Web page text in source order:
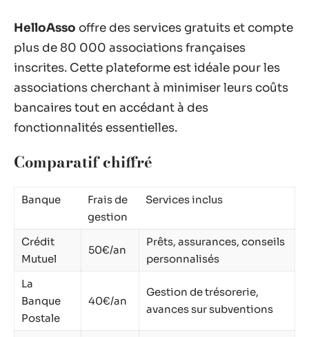
HelloAsso offre des services gratuits et compte
plus de 80 000 associations françaises
inscrites. Cette plateforme est idéale pour les
associations cherchant à minimiser leurs coûts
bancaires tout en accédant à des
fonctionnalités essentielles.
Comparatif chiffré
Banque
Frais de
gestion
Services inclus
Crédit
Mutuel
50€/an
Prêts, assurances, conseils
personnalisés
La
Banque
Postale
40€/an
Gestion de trésorerie,
avances sur subventions